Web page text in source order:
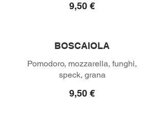
9,50 €
BOSCAIOLA
Pomodoro, mozzarella, funghi,
speck, grana
9,50 €